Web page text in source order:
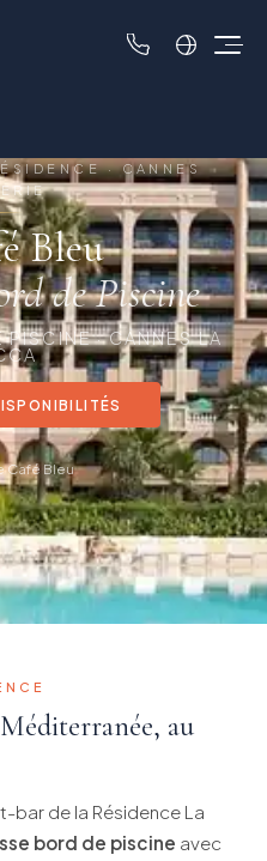
· CANNES
Bleu
de Piscine
PISCINE · CANNES LA
Café Bleu
au
bar de la Résidence La
bord de piscine avec